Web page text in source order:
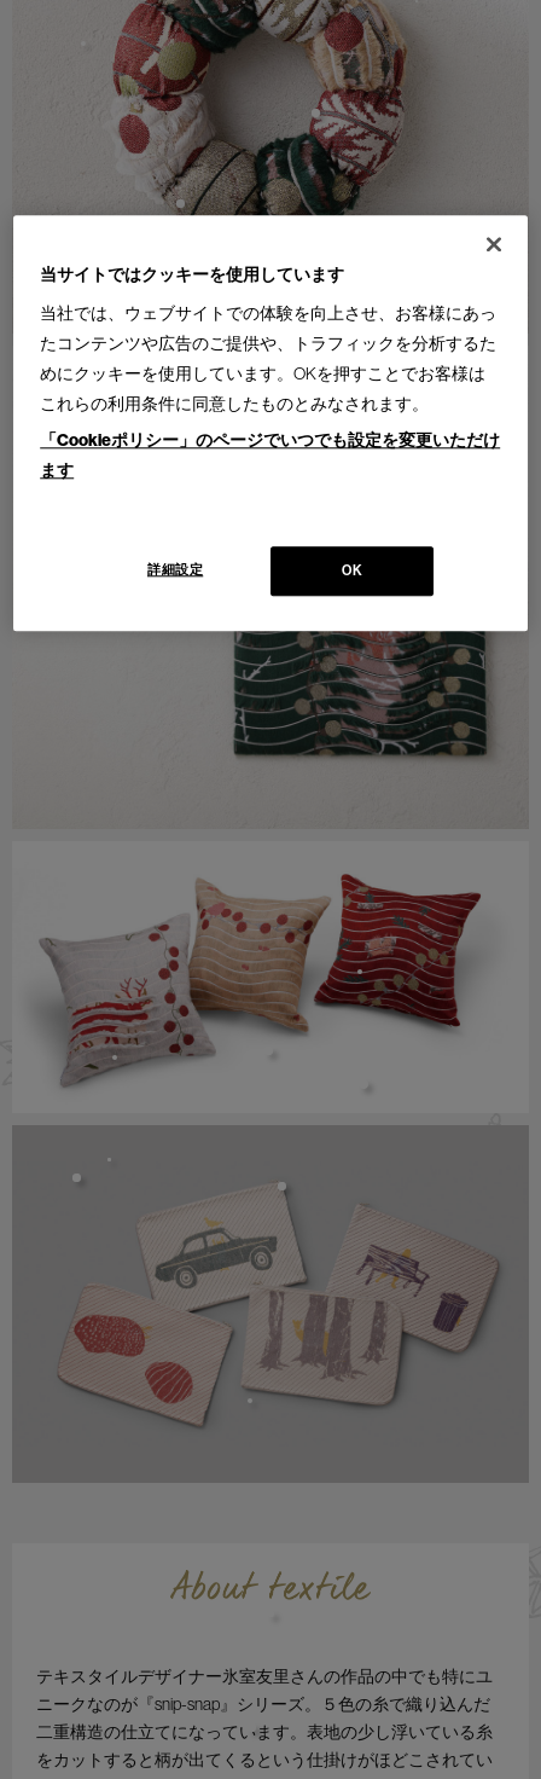
テキスタイルデザイナー氷室友里さんの作品の中でも特にユ
ニークなのが『snip-snap』シリーズ。５色の糸で織り込んだ
二重構造の仕立てになっています。表地の少し浮いている糸
をカットすると柄が出てくるという仕掛けがほどこされてい
当サイトではクッキーを使用しています
当社では、ウェブサイトでの体験を向上させ、お客様にあっ
たコンテンツや広告のご提供や、トラフィックを分析するた
めにクッキーを使用しています。OKを押すことでお客様は
これらの利用条件に同意したものとみなされます。
「Cookieポリシー」のページでいつでも設定を変更いただけ
ます
OK
詳細設定